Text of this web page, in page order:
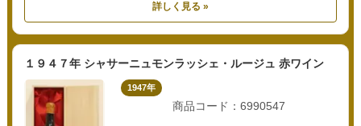
詳しく見る »
１９４７年 シャサーニュモンラッシェ・ルージュ 赤ワイン
1947年
商品コード：6990547